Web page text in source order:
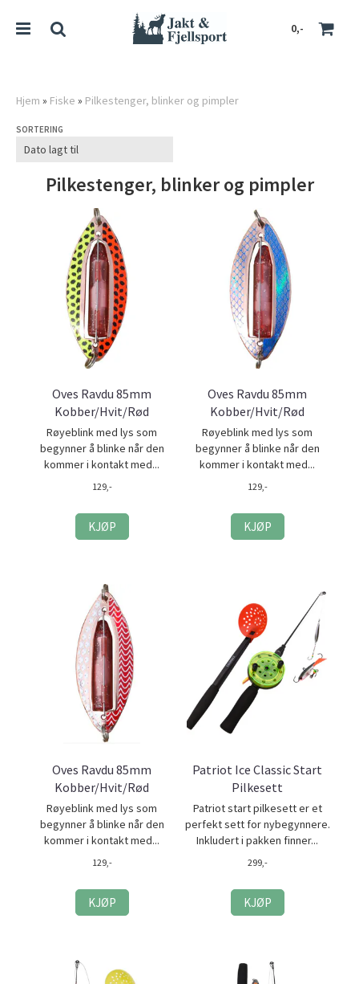
0,-
Hjem » Fiske » Pilkestenger, blinker og pimpler
SORTERING
Pilkestenger, blinker og pimpler
Oves Ravdu 85mm
Kobber/Hvit/Rød
Røyeblink med lys som
begynner å blinke når den
kommer i kontakt med...
129,-
KJØP
Oves Ravdu 85mm
Kobber/Hvit/Rød
Røyeblink med lys som
begynner å blinke når den
kommer i kontakt med...
129,-
KJØP
Oves Ravdu 85mm
Kobber/Hvit/Rød
Røyeblink med lys som
begynner å blinke når den
kommer i kontakt med...
129,-
KJØP
Patriot Ice Classic Start
Pilkesett
Patriot start pilkesett er et
perfekt sett for nybegynnere.
Inkludert i pakken finner...
299,-
KJØP